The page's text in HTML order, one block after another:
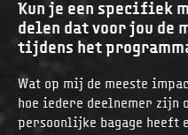
Kun je een specifiek
delen dat voor jou de
tijdens het
Wat op mij de meeste
hoe iedere deelnemer zijn
persoonlijke bagage heeft